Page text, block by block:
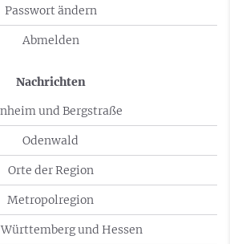
Passwort ändern
Abmelden
Nachrichten
und Bergstraße
Odenwald
Orte der Region
Metropolregion
und Hessen